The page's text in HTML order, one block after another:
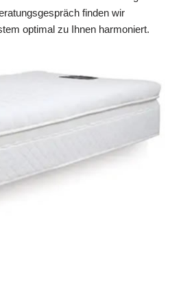
finden wir
optimal zu Ihnen harmoniert.